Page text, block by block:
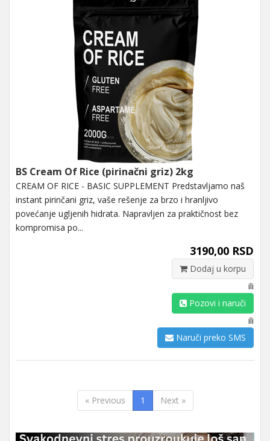
BS Cream Of Rice (pirinačni griz) 2kg
CREAM OF RICE - BASIC SUPPLEMENT Predstavljamo naš
instant pirinčani griz, vaše rešenje za brzo i hranljivo
povećanje ugljenih hidrata. Napravljen za praktičnost bez
kompromisa po...
3190,00 RSD
Dodaj u korpu
ili
Pozovi i naruči
ili
Naruči preko SMS
« Previous 1 Next »